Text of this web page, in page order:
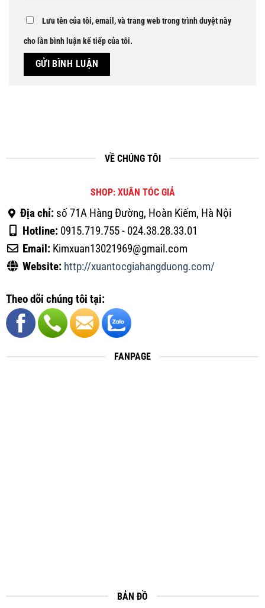
Lưu tên của tôi, email, và trang web trong trình duyệt này
cho lần bình luận kế tiếp của tôi.
VỀ CHÚNG TÔI
SHOP: XUÂN TÓC GIẢ
Địa chỉ:số 71A Hàng Đường, Hoàn Kiếm, Hà Nội
Hotline:0915.719.755 - 024.38.28.33.01
Email:Kimxuan13021969@gmail.com
Website: http://xuantocgiahangduong.com/
Theo dõi chúng tôi tại:
FANPAGE
BẢN ĐỒ